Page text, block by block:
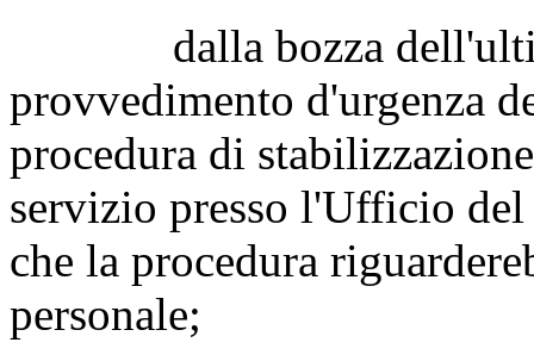
dalla bozza
provvedimento d'urgenza
procedura di
servizio presso l'Ufficio
che la procedura
personale;